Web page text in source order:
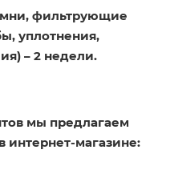
фильтрующие
уплотнения,
– 2 недели.
мы предлагаем
магазине: